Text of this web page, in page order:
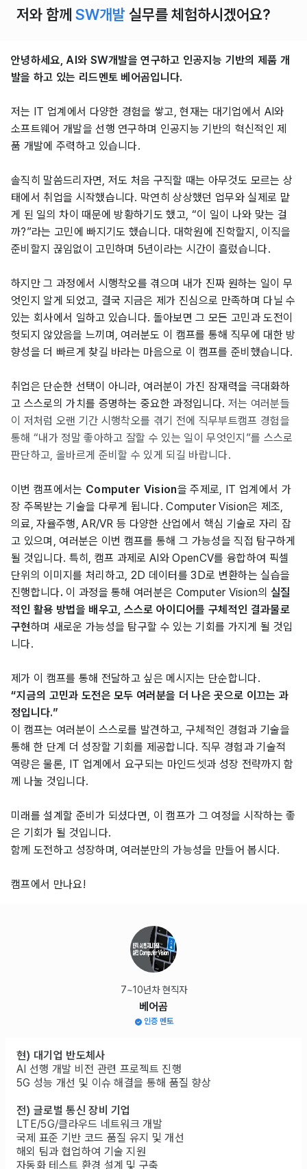
저와 함께 SW개발실무를 체험하시겠어요?
안녕하세요, AI와 SW개발을 연구하고 인공지능 기반의 제품 개
발을 하고 있는 리드멘토 베어곰입니다.
저는 IT 업계에서 다양한 경험을 쌓고, 현재는 대기업에서 AI와
소프트웨어 개발을 선행 연구하며 인공지능 기반의 혁신적인 제
품 개발에 주력하고 있습니다.
솔직히 말씀드리자면, 저도 처음 구직할 때는 아무것도 모르는 상
태에서 취업을 시작했습니다. 막연히 상상했던 업무와 실제로 맡
게 된 일의 차이 때문에 방황하기도 했고, “이 일이 나와 맞는 걸
까?”라는 고민에 빠지기도 했습니다. 대학원에 진학할지, 이직을
준비할지 끊임없이 고민하며 5년이라는 시간이 흘렀습니다.
하지만 그 과정에서 시행착오를 겪으며 내가 진짜 원하는 일이 무
엇인지 알게 되었고, 결국 지금은 제가 진심으로 만족하며 다닐 수
있는 회사에서 일하고 있습니다. 돌아보면 그 모든 고민과 도전이
헛되지 않았음을 느끼며, 여러분도 이 캠프를 통해 직무에 대한 방
향성을 더 빠르게 찾길 바라는 마음으로 이 캠프를 준비했습니다.
취업은 단순한 선택이 아니라, 여러분이 가진 잠재력을 극대화하
고 스스로의 가치를 증명하는 중요한 과정입니다. 저는 여러분들
이 저처럼 오랜 기간 시행착오를 겪기 전에 직무부트캠프 경험을
통해 “내가 정말 좋아하고 잘할 수 있는 일이 무엇인지”를 스스로
판단하고, 올바르게 준비할 수 있게 되길 바랍니다.
이번 캠프에서는 Computer Vision을 주제로, IT 업계에서 가
장 주목받는 기술을 다루게 됩니다. Computer Vision은 제조,
의료, 자율주행, AR/VR 등 다양한 산업에서 핵심 기술로 자리 잡
고 있으며, 여러분은 이번 캠프를 통해 그 가능성을 직접 탐구하게
될 것입니다. 특히, 캠프 과제로 AI와 OpenCV를 융합하여 픽셀
단위의 이미지를 처리하고, 2D 데이터를 3D로 변환하는 실습을
진행합니다. 이 과정을 통해 여러분은 Computer Vision의실질
적인 활용 방법을 배우고, 스스로 아이디어를 구체적인 결과물로
구현하며 새로운 가능성을 탐구할 수 있는 기회를 가지게 될 것입
니다.
제가 이 캠프를 통해 전달하고 싶은 메시지는 단순합니다.
“지금의 고민과 도전은 모두 여러분을 더 나은 곳으로 이끄는 과
정입니다.”
이 캠프는 여러분이 스스로를 발견하고, 구체적인 경험과 기술을
통해 한 단계 더 성장할 기회를 제공합니다. 직무 경험과 기술적
역량은 물론, IT 업계에서 요구되는 마인드셋과 성장 전략까지 함
께 나눌 것입니다.
미래를 설계할 준비가 되셨다면, 이 캠프가 그 여정을 시작하는 좋
은 기회가 될 것입니다.
함께 도전하고 성장하며, 여러분만의 가능성을 만들어 봅시다.
캠프에서 만나요!
7~10년차 현직자
베어곰
인증 멘토
현) 대기업 반도체사
AI 선행 개발 비전 관련 프로젝트 진행
5G 성능 개선 및 이슈 해결을 통해 품질 향상
전) 글로벌 통신 장비 기업
LTE/5G/클라우드 네트워크 개발
국제 표준 기반 코드 품질 유지 및 개선
해외 팀과 협업하여 기술 지원
자동화 테스트 환경 설계 및 구축